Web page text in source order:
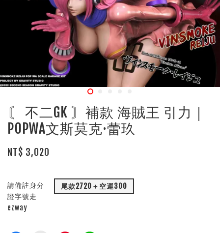
〘 不二GK 〙補款 海賊王 引力｜
POPWA文斯莫克·蕾玖
NT$ 3,020
請備註身分
證字號走
ezway
尾款2720＋空運300